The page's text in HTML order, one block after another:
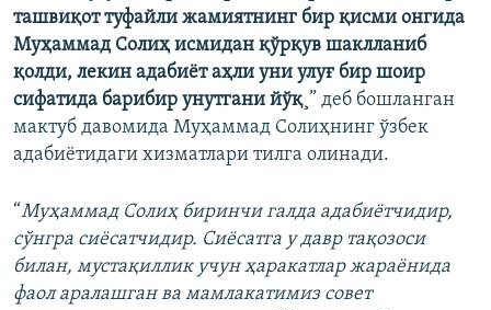
ташвиқот туфайли жамиятнинг бир қисми онгида
Муҳаммад Солиҳ исмидан қўрқув шаклланиб
қолди, лекин адабиёт аҳли уни улуғ бир шоир
сифатида барибир унутгани йўқ¸” деб бошланган
мактуб давомида Муҳаммад Солиҳнинг ўзбек
адабиëтидаги хизматлари тилга олинади.
“Муҳаммад Солиҳ биринчи галда адабиётчидир,
сўнгра сиёсатчидир. Сиёсатга у давр тақозоси
билан, мустақиллик учун ҳаракатлар жараёнида
фаол аралашган ва мамлакатимиз совет